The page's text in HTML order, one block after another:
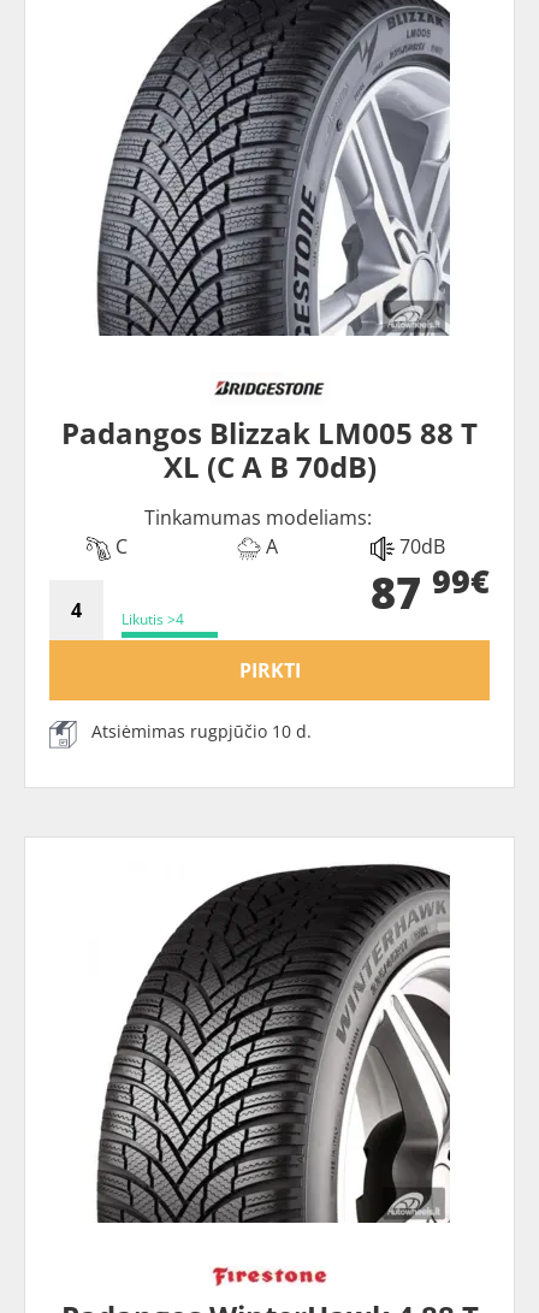
Padangos Blizzak LM005 88 T
XL (C A B 70dB)
Tinkamumas modeliams:
C
A 70dB
Likutis >4 87 99€
PIRKTI
Atsiėmimas rugpjūčio 10 d.